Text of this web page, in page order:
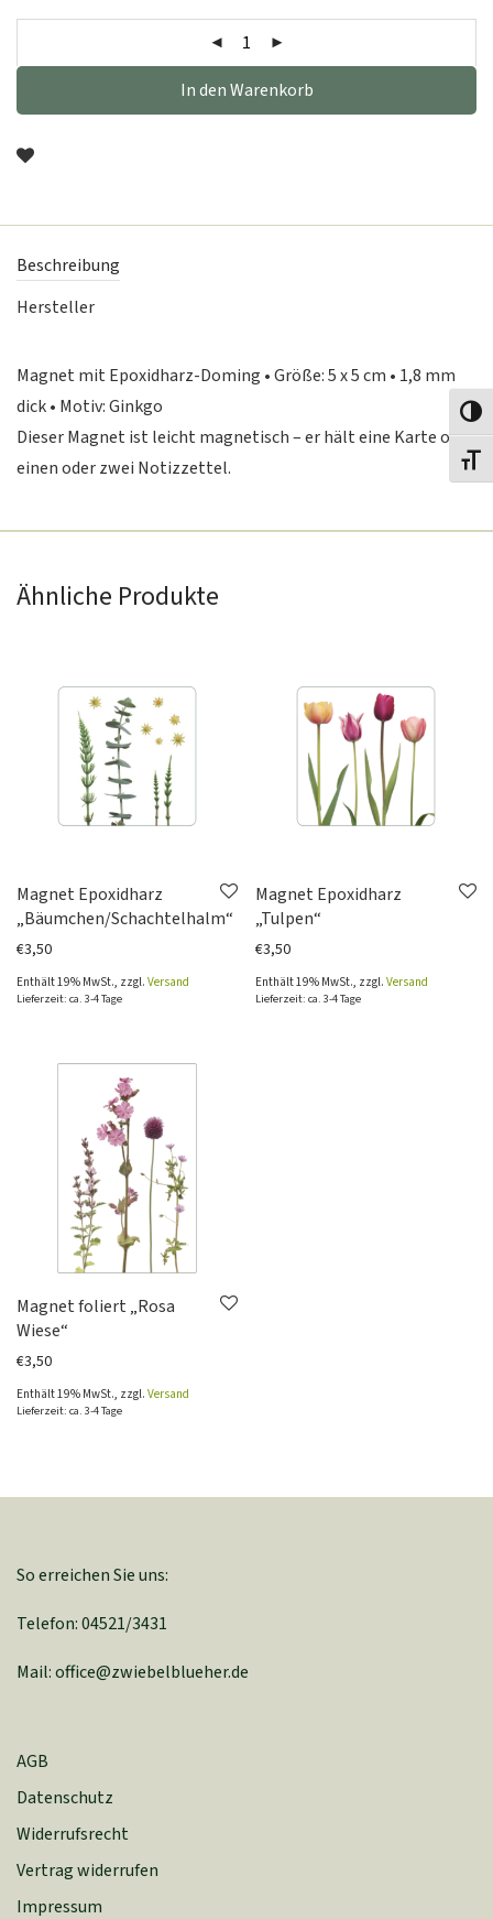
In den Warenkorb
Beschreibung
Hersteller
Magnet mit Epoxidharz-Doming • Größe: 5 x 5 cm • 1,8 mm
dick • Motiv: Ginkgo
Dieser Magnet ist leicht magnetisch – er hält eine Karte oder
einen oder zwei Notizzettel.
Ähnliche Produkte
Magnet Epoxidharz
„Bäumchen/Schachtelhalm“
€3,50
Enthält 19% MwSt., zzgl. Versand
Lieferzeit: ca. 3-4 Tage
Magnet Epoxidharz
„Tulpen“
€3,50
Enthält 19% MwSt., zzgl. Versand
Lieferzeit: ca. 3-4 Tage
Magnet foliert „Rosa
Wiese“
€3,50
Enthält 19% MwSt., zzgl. Versand
Lieferzeit: ca. 3-4 Tage
So erreichen Sie uns:
Telefon: 04521/3431
Mail: office@zwiebelblueher.de
AGB
Datenschutz
Widerrufsrecht
Vertrag widerrufen
Impressum